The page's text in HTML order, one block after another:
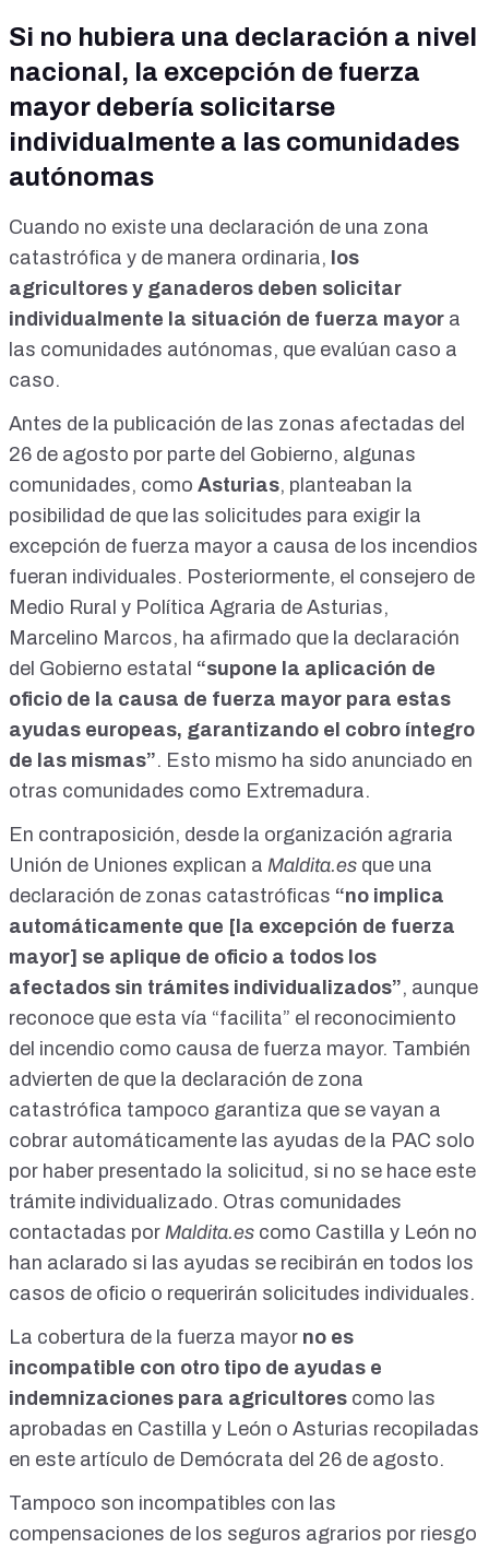
Si no hubiera una declaración a nivel
nacional, la excepción de fuerza
mayor debería solicitarse
individualmente a las comunidades
autónomas
Cuando no existe una declaración de una zona
catastrófica y de manera ordinaria, los
agricultores y ganaderos deben solicitar
individualmente la situación de fuerza mayor a
las comunidades autónomas, que evalúan caso a
caso.
Antes de la publicación de las zonas afectadas del
26 de agosto por parte del Gobierno, algunas
comunidades, como Asturias, planteaban la
posibilidad de que las solicitudes para exigir la
excepción de fuerza mayor a causa de los incendios
fueran individuales. Posteriormente, el consejero de
Medio Rural y Política Agraria de Asturias,
Marcelino Marcos, ha afirmado que la declaración
del Gobierno estatal “supone la aplicación de
oficio de la causa de fuerza mayor para estas
ayudas europeas, garantizando el cobro íntegro
de las mismas”. Esto mismo ha sido anunciado en
otras comunidades como Extremadura.
En contraposición, desde la organización agraria
Unión de Uniones explican a Maldita.es que una
declaración de zonas catastróficas “no implica
automáticamente que [la excepción de fuerza
mayor] se aplique de oficio a todos los
afectados sin trámites individualizados”, aunque
reconoce que esta vía “facilita” el reconocimiento
del incendio como causa de fuerza mayor. También
advierten de que la declaración de zona
catastrófica tampoco garantiza que se vayan a
cobrar automáticamente las ayudas de la PAC solo
por haber presentado la solicitud, si no se hace este
trámite individualizado. Otras comunidades
contactadas por Maldita.es como Castilla y León no
han aclarado si las ayudas se recibirán en todos los
casos de oficio o requerirán solicitudes individuales.
La cobertura de la fuerza mayor no es
incompatible con otro tipo de ayudas e
indemnizaciones para agricultores como las
aprobadas en Castilla y León o Asturias recopiladas
en este artículo de Demócrata del 26 de agosto.
Tampoco son incompatibles con las
compensaciones de los seguros agrarios por riesgo